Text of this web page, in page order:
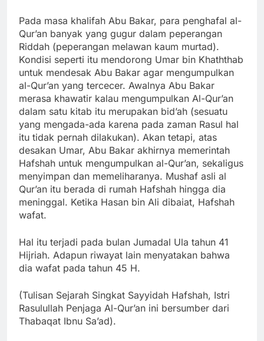
Pada masa khalifah Abu Bakar, para penghafal al-
Qur’an banyak yang gugur dalam peperangan
Riddah (peperangan melawan kaum murtad).
Kondisi seperti itu mendorong Umar bin Khaththab
untuk mendesak Abu Bakar agar mengumpulkan
al-Qur’an yang tercecer. Awalnya Abu Bakar
merasa khawatir kalau mengumpulkan Al-Qur’an
dalam satu kitab itu merupakan bid’ah (sesuatu
yang mengada-ada karena pada zaman Rasul hal
itu tidak pernah dilakukan). Akan tetapi, atas
desakan Umar, Abu Bakar akhirnya memerintah
Hafshah untuk mengumpulkan al-Qur’an, sekaligus
menyimpan dan memeliharanya. Mushaf asli al
Qur’an itu berada di rumah Hafshah hingga dia
meninggal. Ketika Hasan bin Ali dibaiat, Hafshah
wafat.
Hal itu terjadi pada bulan Jumadal Ula tahun 41
Hijriah. Adapun riwayat lain menyatakan bahwa
dia wafat pada tahun 45 H.
(Tulisan Sejarah Singkat Sayyidah Hafshah, Istri
Rasulullah Penjaga Al-Qur’an ini bersumber dari
Thabaqat Ibnu Sa’ad).